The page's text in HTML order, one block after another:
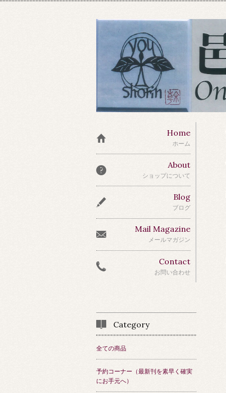
Home
ホーム
About
ショップについて
Blog
ブログ
Mail Magazine
メールマガジン
Contact
お問い合わせ
Category
全ての商品
予約コーナー（最新刊を素早く確実
にお手元へ）